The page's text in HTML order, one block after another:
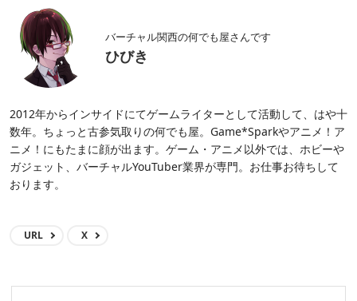
バーチャル関西の何でも屋さんです
ひびき
2012年からインサイドにてゲームライターとして活動して、はや十
数年。ちょっと古参気取りの何でも屋。Game*Sparkやアニメ！ア
ニメ！にもたまに顔が出ます。ゲーム・アニメ以外では、ホビーや
ガジェット、バーチャルYouTuber業界が専門。お仕事お待ちして
おります。
URL X